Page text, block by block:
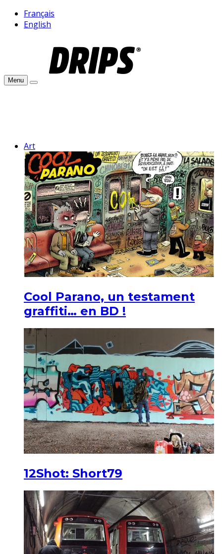
Français
English
Menu
Art
Cool Parano, un testament
graffiti… en BD !
12Shot: Short79